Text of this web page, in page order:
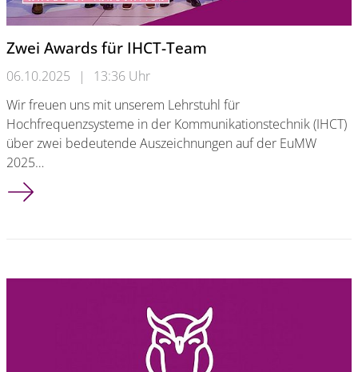
Zwei Awards für IHCT-Team
06.10.2025 |
13:36 Uhr
Wir freuen uns mit unserem Lehrstuhl für
Hochfrequenzsysteme in der Kommunikationstechnik (IHCT)
über zwei bedeutende Auszeichnungen auf der EuMW
2025…
Zwei Awards für IHCT-Team